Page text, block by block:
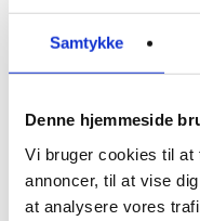
Samtykke
Denne hjemmeside
Vi bruger cookies til at
annoncer, til at vise
at analysere vores
optimering af din profil,
synlighed går fra Zzzz